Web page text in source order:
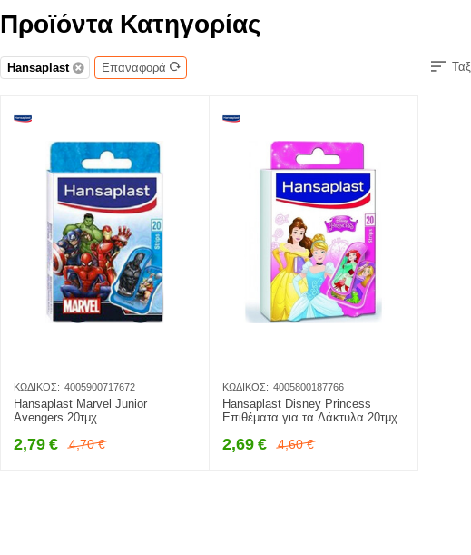
Προϊόντα Κατηγορίας
Hansaplast Επαναφορά
ΚΩΔΙΚΌΣ: 4005900717672
Hansaplast Marvel Junior
Avengers 20τμχ
4,70 €
2,79 €
ΚΩΔΙΚΌΣ: 4005800187766
Hansaplast Disney Princess
Επιθέματα για τα Δάκτυλα 20τμχ
4,60 €
2,69 €